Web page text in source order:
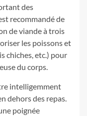
des
recommandé de
de viande à trois
les poissons et
chiches, etc.) pour
du corps.
intelligemment
dehors des repas.
poignée